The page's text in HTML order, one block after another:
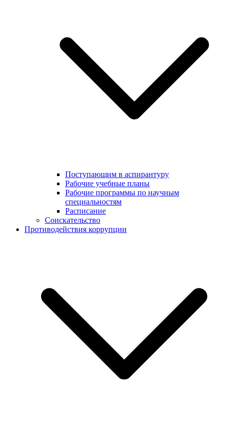
Поступающим в аспирантуру
Рабочие учебные планы
Рабочие программы по научным
специальностям
Расписание
Соискательство
Противодействия коррупции